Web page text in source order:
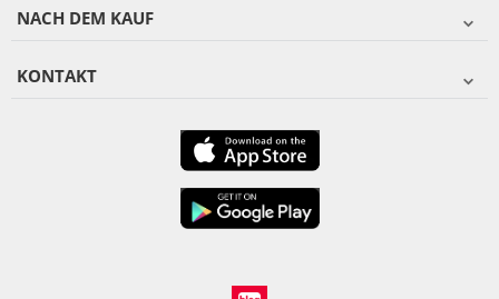
NACH DEM KAUF
KONTAKT